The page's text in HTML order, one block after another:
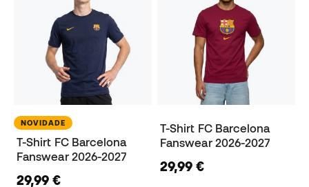
NOVIDADE
T-Shirt FC Barcelona
Fanswear 2026-2027
29,99 €
T-Shirt FC Barcelona
Fanswear 2026-2027
29,99 €